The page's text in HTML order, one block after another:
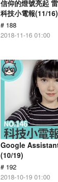
信仰的燈號亮起
科技小電報(11/16)
# 188
2018-11-16 01:00
Google
(10/19)
# 192
2018-10-19 01:00